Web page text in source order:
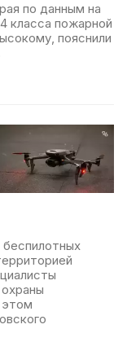
по данным на
класса пожарной
пояснили